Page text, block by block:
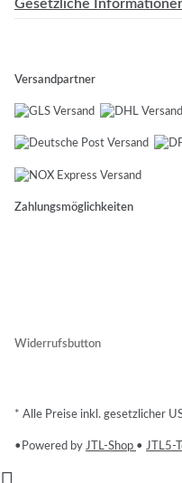
Gesetzliche
Versandpartner
Zahlungsmöglichkeiten
Widerrufsbutton
* Alle Preise inkl. gesetzlicher
• Powered by JTL-Shop • JTL5-